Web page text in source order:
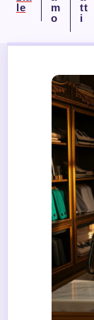
le
m
o
tt
i